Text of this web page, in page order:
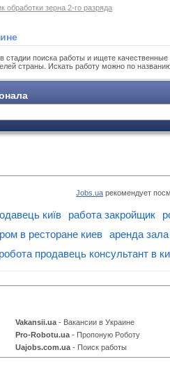
обработки зерна 2-го разряда
поиска работы и ищете
страны. Искать работу можно по
Jobs.ua рекомендует
київ работа закройщик
в ресторане киев аренда
робота продавець консультант в
Vakansii.ua - Вакансии в Украине
Pro-Robotu.ua - Пропоную Роботу
Uajobs.com.ua - Поиск работы